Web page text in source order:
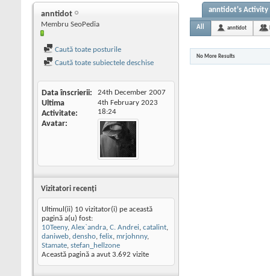
anntidot
Membru SeoPedia
Caută toate posturile
Caută toate subiectele deschise
Data înscrierii 24th December 2007
Ultima
Activitate
4th February 2023
18:24
Avatar
Vizitatori recenţi
Ultimul(ii) 10 vizitator(i) pe această
pagină a(u) fost:
10Teeny, Alex`andra, C. Andrei, catalint,
daniweb, densho, felix, mrjohnny,
Stamate, stefan_hellzone
Această pagină a avut 3.692 vizite
anntidot's Activity
All anntidot
No More Results